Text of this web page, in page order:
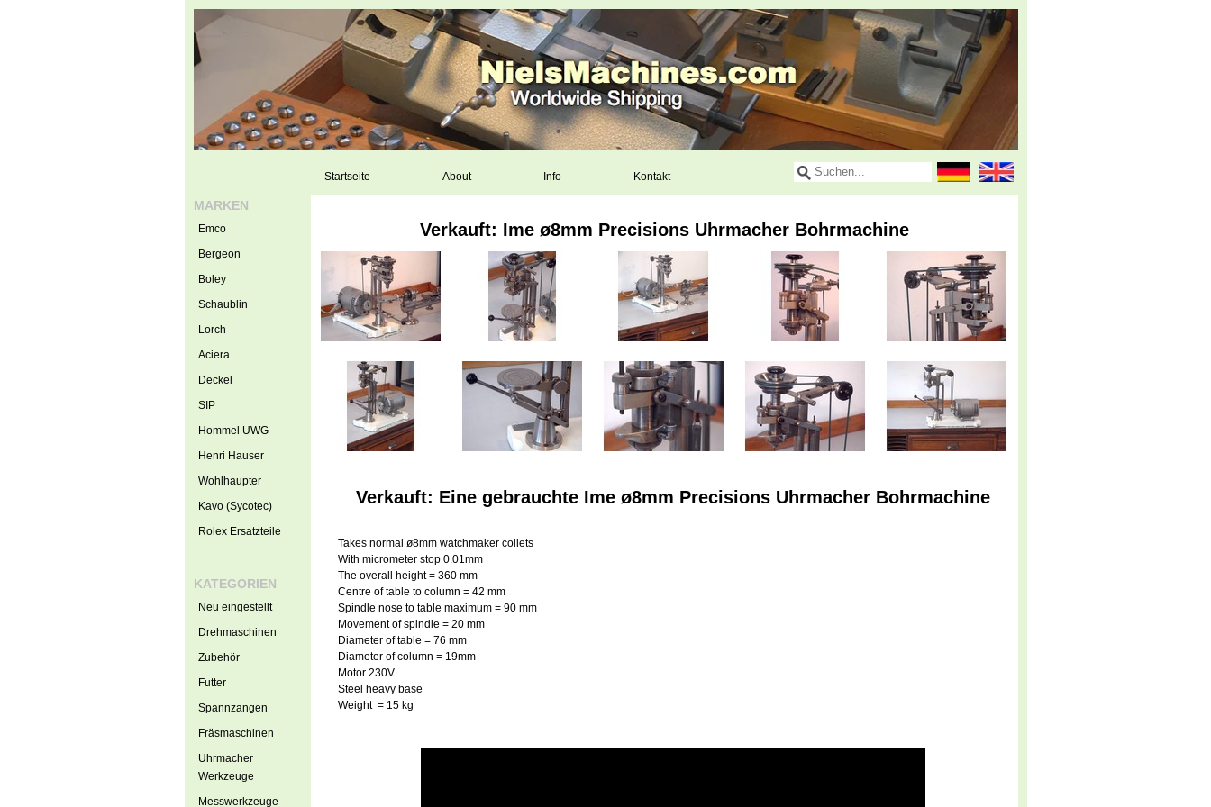
Startseite About Info Kontakt
Verkauft: Ime ø8mm Precisions Uhrmacher Bohrmachine
Verkauft: Eine gebrauchte Ime ø8mm Precisions Uhrmacher Bohrmachine
Takes normal ø8mm watchmaker collets
With micrometer stop 0.01mm
The overall height = 360 mm
Centre of table to column = 42 mm
Spindle nose to table maximum = 90 mm
Movement of spindle = 20 mm
Diameter of table = 76 mm
Diameter of column = 19mm
Motor 230V
Steel heavy base
Weight = 15 kg
MARKEN
Emco
Bergeon
Boley
Schaublin
Lorch
Aciera
Deckel
SIP
Hommel UWG
Henri Hauser
Wohlhaupter
Kavo (Sycotec)
Rolex Ersatzteile
KATEGORIEN
Neu eingestellt
Drehmaschinen
Zubehör
Futter
Spannzangen
Fräsmaschinen
Uhrmacher
Werkzeuge
Messwerkzeuge